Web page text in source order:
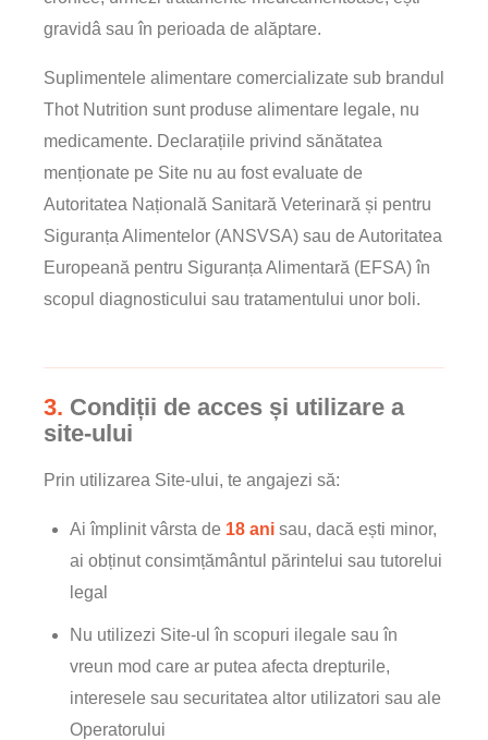
gravidâ sau în perioada de alăptare.
Suplimentele alimentare comercializate sub brandul
Thot Nutrition sunt produse alimentare legale, nu
medicamente. Declarațiile privind sănătatea
menționate pe Site nu au fost evaluate de
Autoritatea Națională Sanitară Veterinară și pentru
Siguranța Alimentelor (ANSVSA) sau de Autoritatea
Europeană pentru Siguranța Alimentară (EFSA) în
scopul diagnosticului sau tratamentului unor boli.
3. Condiții de acces și utilizare a
site-ului
Prin utilizarea Site-ului, te angajezi să:
Ai împlinit vârsta de 18 ani sau, dacă ești minor,
ai obținut consimțământul părintelui sau tutorelui
legal
Nu utilizezi Site-ul în scopuri ilegale sau în
vreun mod care ar putea afecta drepturile,
interesele sau securitatea altor utilizatori sau ale
Operatorului